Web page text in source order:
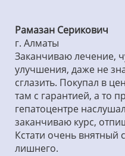
Рамазан Серикович
г. Алматы
Заканчиваю лечение,
улучшения, даже не
сглазить. Покупал в
там с гарантией, а то
гепатоцентре
заканчиваю курс,
Кстати очень внятный
лишнего.